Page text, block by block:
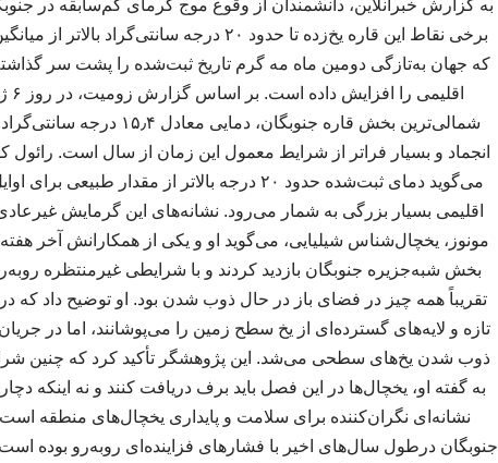
به گزارش خبرآنلاین، دانشمندان از وقوع موج گرمای کم‌سابقه در
برخی نقاط این قاره یخ‌زده تا حدود ۲۰ درجه
که جهان به‌تازگی دومین ماه مه گرم تاریخ ثبت‌شده را پشت سر
شمالی‌ترین بخش قاره
انجماد و بسیار فراتر از شرایط معمول این زمان از سال است. رائول
می‌گوید دمای ثبت‌شده حدود ۲۰ درجه بالاتر از
اقلیمی بسیار بزرگی به شمار می‌رود. نشانه‌های این گرمایش
مونوز، یخچال‌شناس شیلیایی، می‌گوید او و یکی از همکارانش آخر
بخش شبه‌جزیره جنوبگان بازدید کردند و با شرایطی غیرمنتظره
تازه و لایه‌های گسترده‌ای از یخ سطح زمین را می‌پوشانند، اما در
ذوب شدن یخ‌های سطحی می‌شد. این پژوهشگر تأکید کرد که چنین
به گفته او، یخچال‌ها در این فصل باید برف دریافت کنند و نه
نشانه‌ای نگران‌کننده برای سلامت و پایداری یخچال‌های منطقه
جنوبگان درطول سال‌های اخیر با فشارهای فزاینده‌ای روبه‌رو بوده